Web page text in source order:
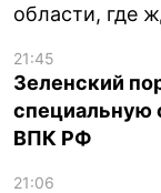
области, где
21:45
Зеленский
специальную
ВПК РФ
21:06